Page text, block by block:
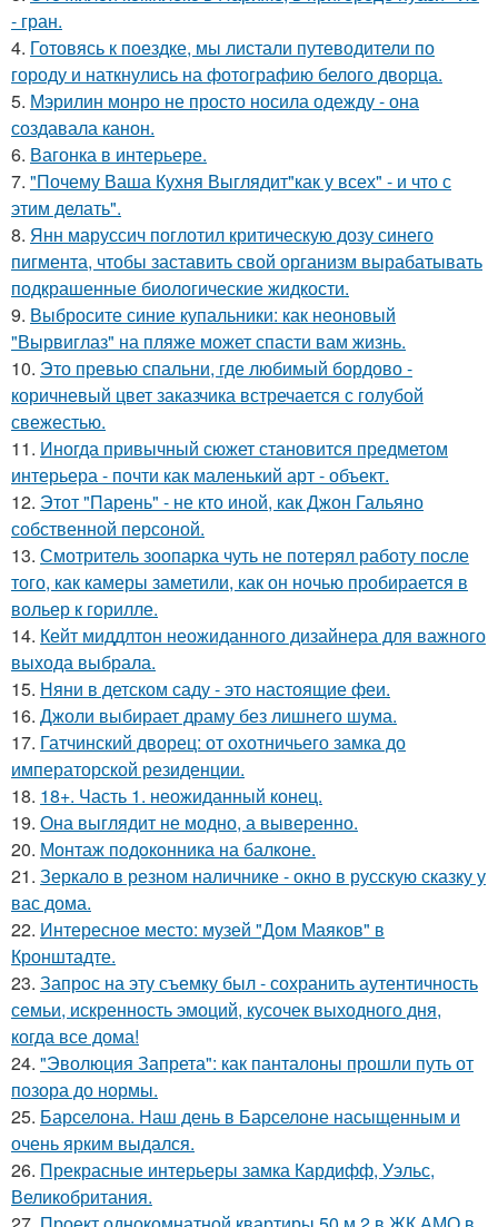
- гран.
4. Готовясь к поездке, мы листали путеводители по
городу и наткнулись на фотографию белого дворца.
5. Мэрилин монро не просто носила одежду - она
создавала канон.
6. Вагонка в интерьере.
7. "Почему Ваша Кухня Выглядит"как у всех" - и что с
этим делать".
8. Янн маруссич поглотил критическую дозу синего
пигмента, чтобы заставить свой организм вырабатывать
подкрашенные биологические жидкости.
9. Выбросите синие купальники: как неоновый
"Вырвиглаз" на пляже может спасти вам жизнь.
10. Это превью спальни, где любимый бордово -
коричневый цвет заказчика встречается с голубой
свежестью.
11. Иногда привычный сюжет становится предметом
интерьера - почти как маленький арт - объект.
12. Этот "Парень" - не кто иной, как Джон Гальяно
собственной персоной.
13. Смотритель зоопарка чуть не потерял работу после
того, как камеры заметили, как он ночью пробирается в
вольер к горилле.
14. Кейт миддлтон неожиданного дизайнера для важного
выхода выбрала.
15. Няни в детском саду - это настоящие феи.
16. Джоли выбирает драму без лишнего шума.
17. Гатчинский дворец: от охотничьего замка до
императорской резиденции.
18. 18+. Часть 1. неожиданный конец.
19. Она выглядит не модно, а выверенно.
20. Монтаж пoдoкoнника на балкoне.
21. Зеркало в резном наличнике - окно в русскую сказку у
вас дома.
22. Интересное место: музей "Дом Маяков" в
Кронштадте.
23. Запрос на эту съемку был - сохранить аутентичность
семьи, искренность эмоций, кусочек выходного дня,
когда все дома!
24. "Эволюция Запрета": как панталоны прошли путь от
позора до нормы.
25. Барселона. Наш день в Барселоне насыщенным и
очень ярким выдался.
26. Прекрасные интерьеры замка Кардифф, Уэльс,
Великобритания.